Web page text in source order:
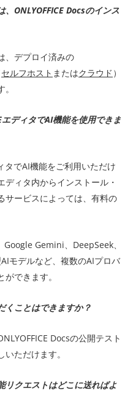
ONLYOFFICE Docsのインス
、デプロイ済みの
セルフホスト またはクラウド ）
ディタでAI機能を使用できま
タでAI機能をご利用いただけ
ィタ内からインストール・
サービスによっては、有料の
Gemini、DeepSeek、
モデルなど、複数のAIプロバ
できます。
くことはできますか？
Docsの公開テスト
ただけます。
リクエストはどこに送ればよ